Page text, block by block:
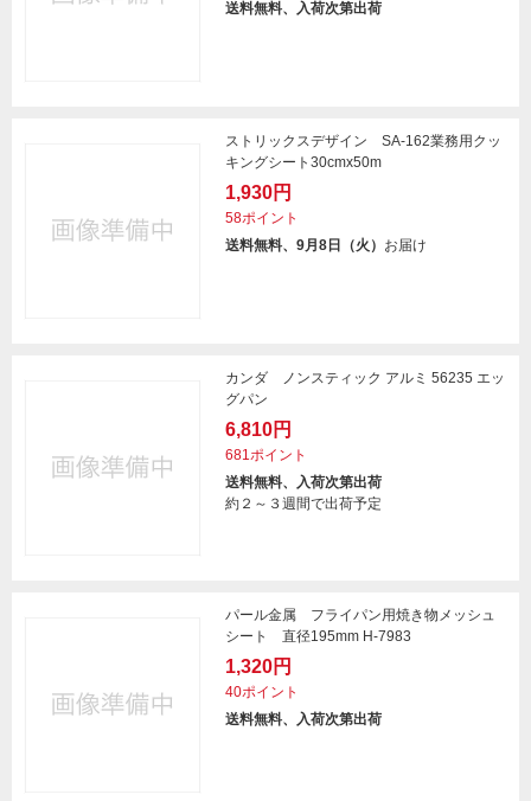
送料無料、入荷次第出荷
ストリックスデザイン SA-162業務用クッ
キングシート30cmx50m
1,930円
58ポイント
送料無料、9月8日（火） お届け
カンダ ノンスティック アルミ 56235 エッ
グパン
6,810円
681ポイント
送料無料、入荷次第出荷
約２～３週間で出荷予定
パール金属 フライパン用焼き物メッシュ
シート 直径195mm H-7983
1,320円
40ポイント
送料無料、入荷次第出荷